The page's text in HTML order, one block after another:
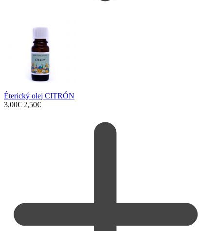
Éterický olej CITRÓN
3,00€ 2,50€